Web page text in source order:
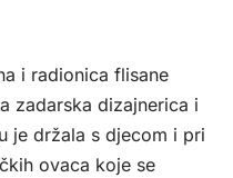
i radionica flisane
zadarska dizajnerica i
je držala s djecom i pri
ovaca koje se